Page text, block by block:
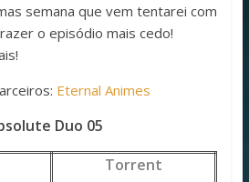
semana que vem tentarei com
o episódio mais cedo!
Eternal Animes
Duo 05
Torrent